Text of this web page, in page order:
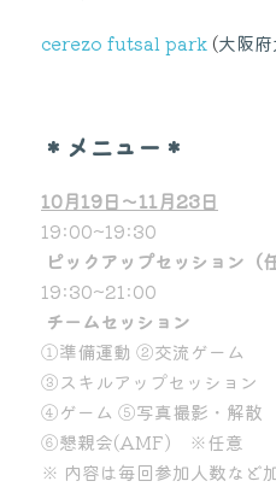
cerezo futsal park (大阪
＊メニュー＊
10月19日〜11月23日
19:00~19:30
ピックアップセッション（任
19:30~21:00
チームセッション
①準備運動 ②交流ゲーム
③スキルアップセッション
④ゲーム ⑤写真撮影・解散
⑥懇親会(AMF)　※任意
※ 内容は毎回参加人数など